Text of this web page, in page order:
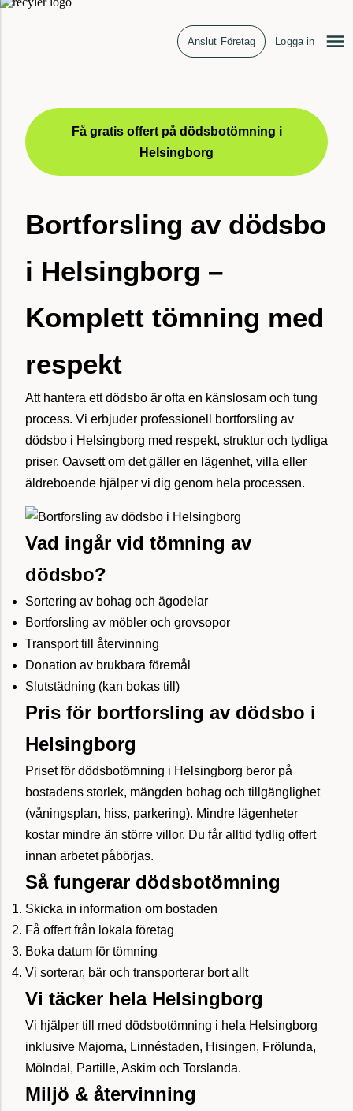
Anslut Företag Logga in
Få gratis offert på dödsbotömning i
Helsingborg
Bortforsling av dödsbo
i Helsingborg –
Komplett tömning med
respekt
Att hantera ett dödsbo är ofta en känslosam och tung
process. Vi erbjuder professionell bortforsling av
dödsbo i Helsingborg med respekt, struktur och tydliga
priser. Oavsett om det gäller en lägenhet, villa eller
äldreboende hjälper vi dig genom hela processen.
Vad ingår vid tömning av
dödsbo?
Sortering av bohag och ägodelar
Bortforsling av möbler och grovsopor
Transport till återvinning
Donation av brukbara föremål
Slutstädning (kan bokas till)
Pris för bortforsling av dödsbo i
Helsingborg
Priset för dödsbotömning i Helsingborg beror på
bostadens storlek, mängden bohag och tillgänglighet
(våningsplan, hiss, parkering). Mindre lägenheter
kostar mindre än större villor. Du får alltid tydlig offert
innan arbetet påbörjas.
Så fungerar dödsbotömning
Skicka in information om bostaden
Få offert från lokala företag
Boka datum för tömning
Vi sorterar, bär och transporterar bort allt
Vi täcker hela Helsingborg
Vi hjälper till med dödsbotömning i hela Helsingborg
inklusive Majorna, Linnéstaden, Hisingen, Frölunda,
Mölndal, Partille, Askim och Torslanda.
Miljö & återvinning